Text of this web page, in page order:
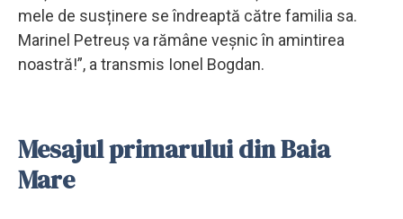
mele de susținere se îndreaptă către familia sa.
Marinel Petreuş va rămâne veșnic în amintirea
noastră!”, a transmis Ionel Bogdan.
Mesajul primarului din Baia
Mare